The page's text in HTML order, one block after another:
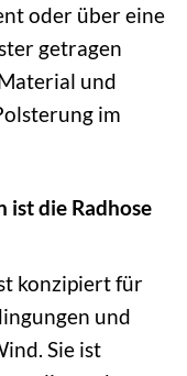
oder über eine
getragen
und
im
ist die Radhose
konzipiert für
und
Sie ist